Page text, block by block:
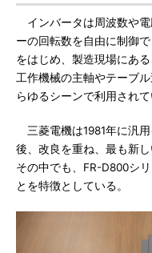
インバータは周波数や電
ーの回転数を自由に制御
をはじめ、製造現場にあ
工作機械の主軸やテーブ
らゆるシーンで利用されて
三菱電機は1981年に汎
後、改良を重ね、最も新
その中でも、FR-D800シ
とを特徴としている。